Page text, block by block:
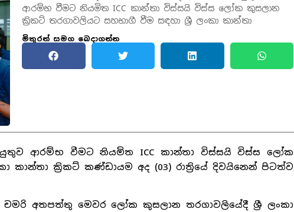
ආරම්භ වීමට නියමිත ICC කාන්තා විස්සයි විස්ස ලෝක කුසලාන
ක්‍රිකට් තරගාවලියට සහභාගී වීම සඳහා ශ්‍රී ලංකා කාන්තා
මිතුරන් සමග බෙදාගන්න
යුතුව ආරම්භ වීමට නියමිත ICC කාන්තා විස්සයි විස්ස ලෝක
කාන්තා ක්‍රිකට් කණ්ඩායම අද (03) රාත්‍රියේ දිවයිනෙන් පිටත්ව
අතපත්තු මෙවර ලෝක කුසලාන තරගාවලියේදී ශ්‍රී ලංකා